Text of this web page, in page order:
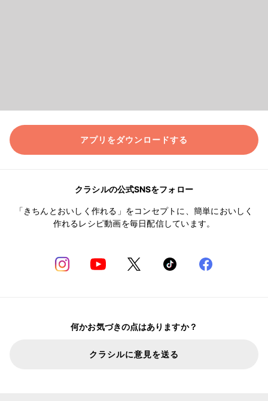
アプリをダウンロードする
クラシルの公式SNSをフォロー
「きちんとおいしく作れる」をコンセプトに、簡単においしく
作れるレシピ動画を毎日配信しています。
何かお気づきの点はありますか？
クラシルに意見を送る